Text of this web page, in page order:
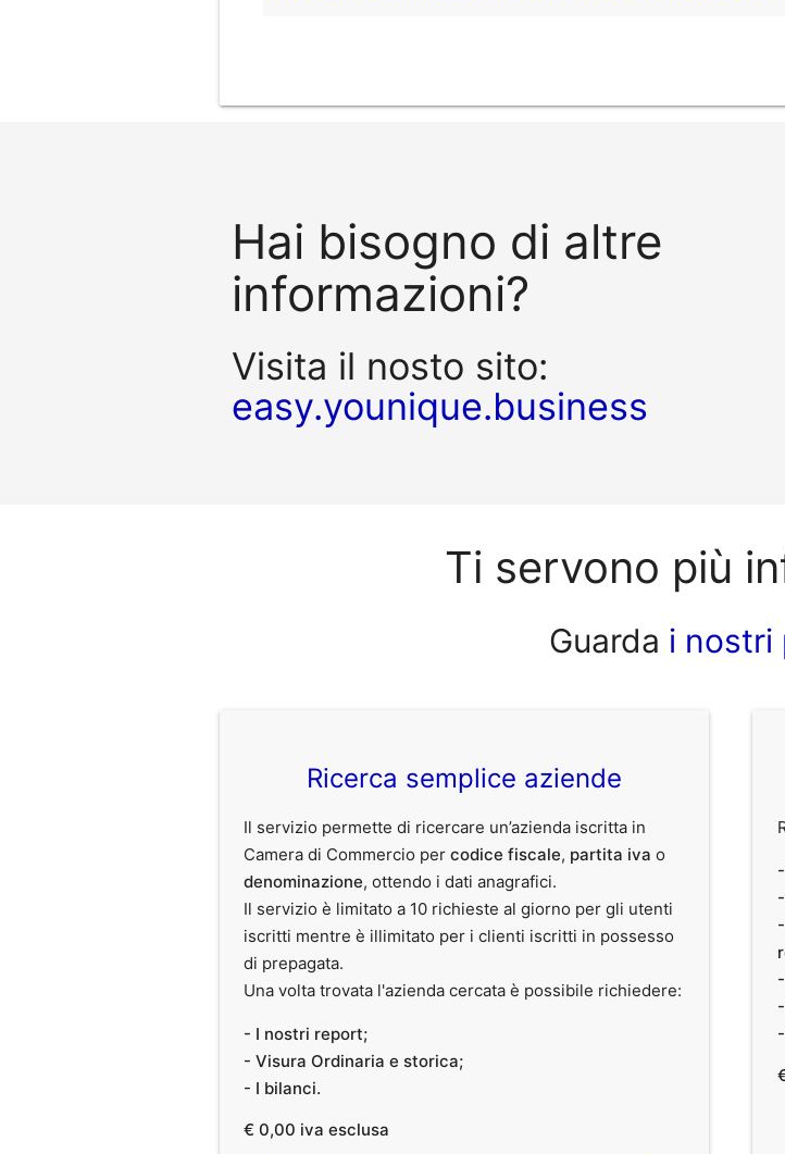
Hai bisogno di altre
informazioni?
Visita il nosto sito:
easy.younique.business
Ti servono più
Guarda i nostri
Ricerca semplice aziende
Il servizio permette di ricercare un’azienda iscritta in
Camera di Commercio percodice fiscale, partita iva o
denominazione, ottendo i dati anagrafici.
Il servizio è limitato a 10 richieste al giorno per gli utenti
iscritti mentre è illimitato per i clienti iscritti in possesso
di prepagata.
Una volta trovata l'azienda cercata è possibile richiedere:
- I nostri report;
- Visura Ordinaria e storica;
- I bilanci.
€ 0,00 iva esclusa